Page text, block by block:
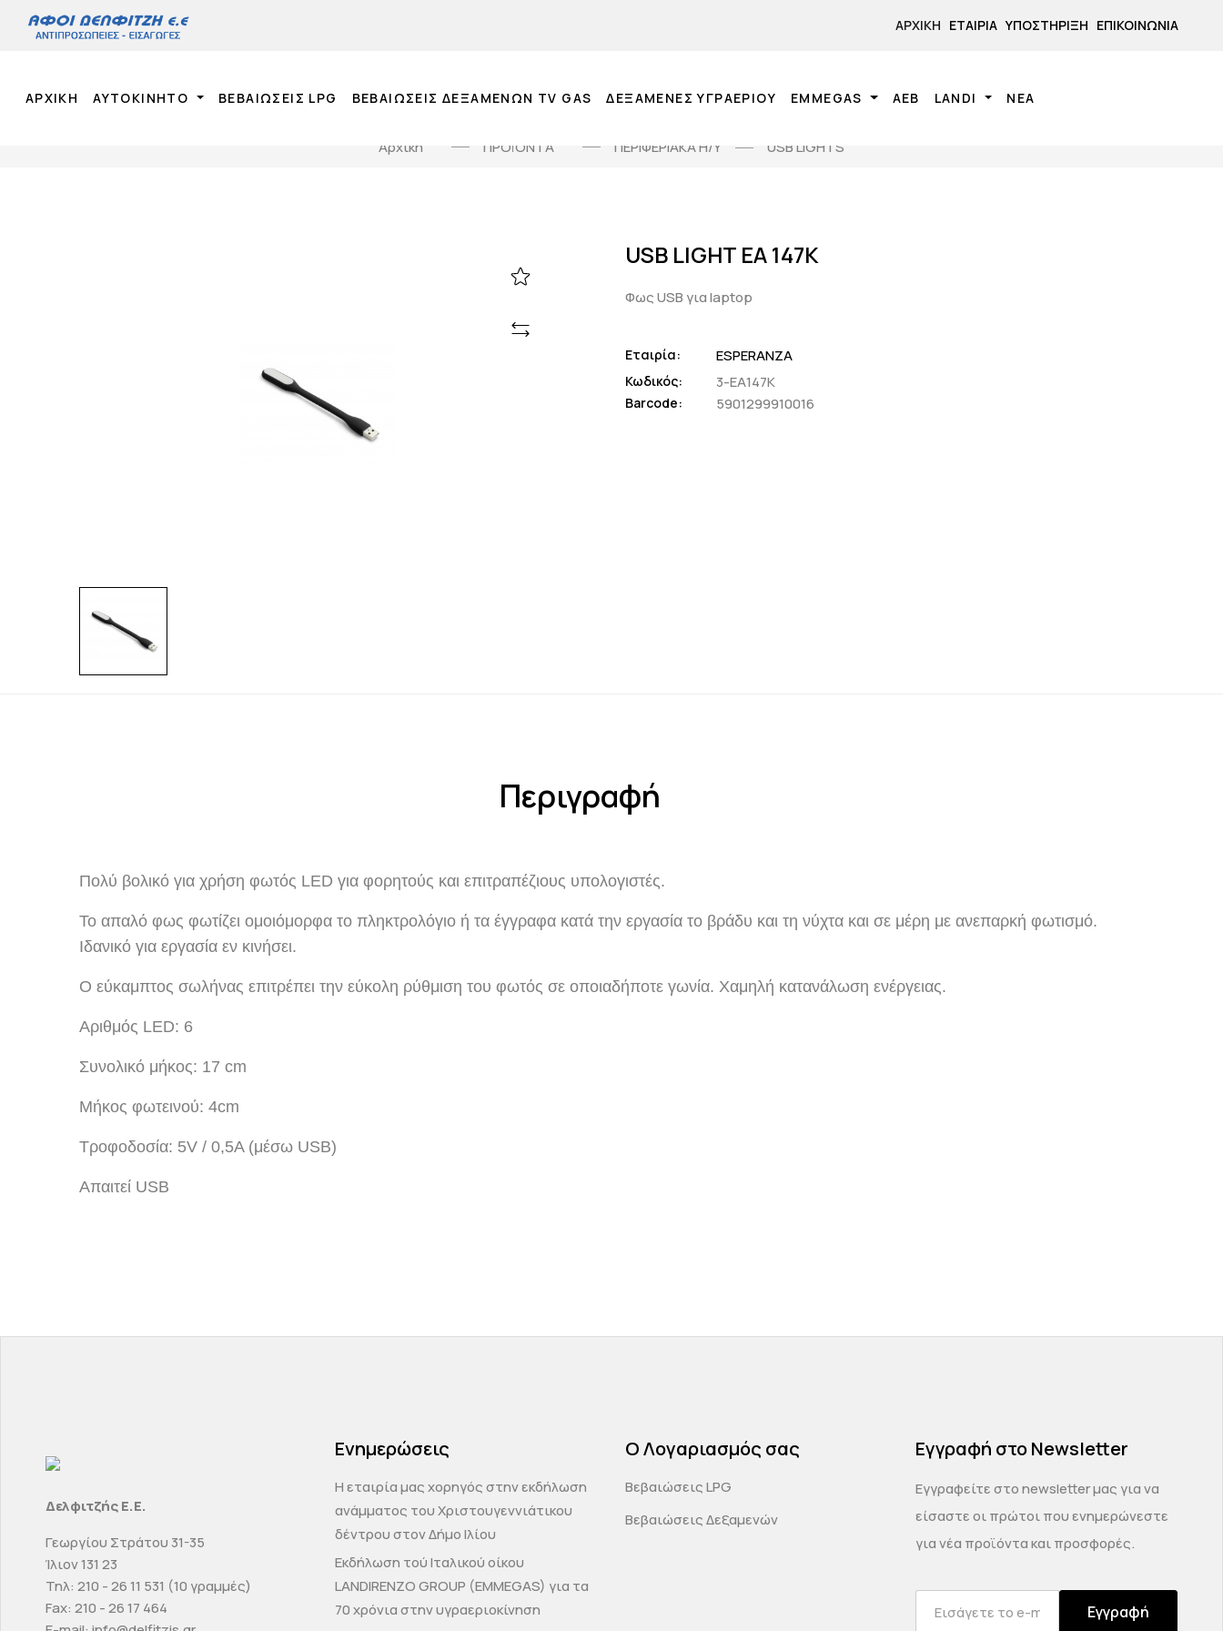
ΑΡΧΙΚΉ ΕΤΑΙΡΊΑ ΥΠΟΣΤΉΡΙΞΗ ΕΠΙΚΟΙΝΩΝΊΑ
ΑΡΧΙΚΉ ΑΥΤΟΚΙΝΗΤΟ ΒΕΒΑΙΩΣΕΙΣ LPG ΒΕΒΑΙΩΣΕΙΣ ΔΕΞΑΜΕΝΩΝ TV GAS ΔΕΞΑΜΕΝΕΣ ΥΓΡΑΕΡΙΟΥ EMMEGAS ΑΕΒ LANDI ΝΕΑ
Αρχική ΠΡΟΪΟΝΤΑ ΠΕΡΙΦΕΡΙΑΚΑ Η/Υ USB LIGHTS
USB LIGHT EA 147K
Φως USB για laptop
Εταιρία: ESPERANZA
Κωδικός: 3-EA147K
Barcode: 5901299910016
Περιγραφή
Πολύ βολικό για χρήση φωτός LED για φορητούς και επιτραπέζιους υπολογιστές.
Το απαλό φως φωτίζει ομοιόμορφα το πληκτρολόγιο ή τα έγγραφα κατά την εργασία το βράδυ και τη νύχτα και σε μέρη με ανεπαρκή φωτισμό.
Ιδανικό για εργασία εν κινήσει.
Ο εύκαμπτος σωλήνας επιτρέπει την εύκολη ρύθμιση του φωτός σε οποιαδήποτε γωνία. Χαμηλή κατανάλωση ενέργειας.
Αριθμός LED: 6
Συνολικό μήκος: 17 cm
Μήκος φωτεινού: 4cm
Τροφοδοσία: 5V / 0,5A (μέσω USB)
Απαιτεί USB
Δελφιτζής Ε.Ε.
Γεωργίου Στράτου 31-35
Ίλιον 131 23
Τηλ: 210 - 26 11 531 (10 γραμμές)
Fax: 210 - 26 17 464
Ενημερώσεις
H εταιρία μας χορηγός στην εκδήλωση
ανάμματος του Χριστουγεννιάτικου
δέντρου στον Δήμο Ιλίου
Εκδήλωση τού Ιταλικού οίκου
LANDIRENZO GROUP (EMMEGAS) για τα
70 χρόνια στην υγραεριοκίνηση
Ο Λογαριασμός σας
Βεβαιώσεις LPG
Βεβαιώσεις Δεξαμενών
Εγγραφή στο Newsletter
Εγγραφείτε στο newsletter μας για να
είσαστε οι πρώτοι που ενημερώνεστε
για νέα προϊόντα και προσφορές.
Εγγραφή